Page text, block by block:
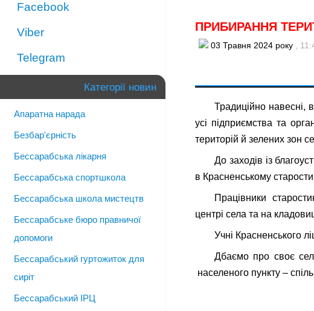
ПРИБИРАННЯ
03 Травня 2024 року ,
Традиційно навесні,
усі підприємства та
територій й зелених зон
До заходів із
в Красненському
Працівники
центрі села та на
Учні Красненського
Дбаємо про своє
населеного пункту –
Facebook
Viber
Telegram
Категорії новин
Апаратна нарада
Безбар'єрність
Бессарабська лікарня
Бессарабська спортшкола
Бессарабська школа мистецтв
Бессарабське бюро правничої
допомоги
Бессарабський гуртожиток для
сиріт
Бессарабський ІРЦ